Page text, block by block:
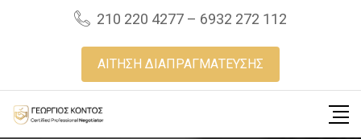
210 220 4277 – 6932 272 112
ΑΙΤΗΣΗ ΔΙΑΠΡΑΓΜΑΤΕΥΣΗΣ